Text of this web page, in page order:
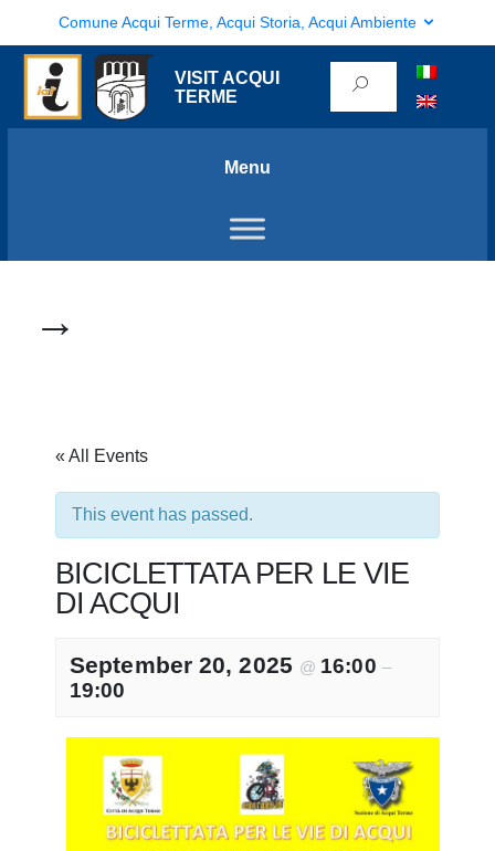
Comune Acqui Terme, Acqui Storia, Acqui Ambiente
VISIT ACQUI
TERME
Menu
→
« All Events
This event has passed.
BICICLETTATA PER LE VIE
DI ACQUI
September 20, 2025 @ 16:00 –
19:00